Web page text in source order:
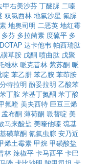
甲右美沙芬 丁醚脲 二嗪
双氯西林 地氟沙星 氟脲
地奥司明 二恶英 地红霉
多芬 多拉菌素 度硫平 多
DOTAP 达卡他韦 帕西瑞肽
草胺 戊酮 喷曲肽 戊聚
维林 哌克昔林 紫苏酮 哌
啶 苯乙肼 苯乙胺 苯茚胺
分特拉明 酚妥拉明 乙酸苯
苯丁胺 苯基丁氮酮 苯丁酸
氟喹 美夫西特 巨豆三烯
孟布酮 薄荷酮 哌替啶 美
马来酸盐 美喹他嗪 巯基
磺草酮 氰氟虫腙 安乃近
烯土霉素 甲烷 甲磺酸盐
林 辣椒平 卡马西平 卡巴